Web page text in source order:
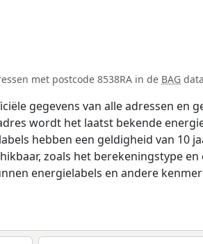
met postcode 8538RA in de BAG
gegevens van alle adressen en
wordt het laatst bekende
hebben een geldigheid van 10
zoals het berekeningstype
energielabels en andere